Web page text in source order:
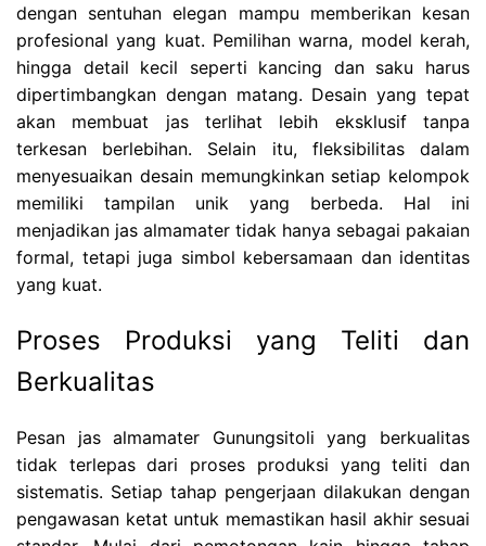
dengan sentuhan elegan mampu memberikan kesan
profesional yang kuat. Pemilihan warna, model kerah,
hingga detail kecil seperti kancing dan saku harus
dipertimbangkan dengan matang. Desain yang tepat
akan membuat jas terlihat lebih eksklusif tanpa
terkesan berlebihan. Selain itu, fleksibilitas dalam
menyesuaikan desain memungkinkan setiap kelompok
memiliki tampilan unik yang berbeda. Hal ini
menjadikan jas almamater tidak hanya sebagai pakaian
formal, tetapi juga simbol kebersamaan dan identitas
yang kuat.
Proses Produksi yang Teliti dan
Berkualitas
Pesan jas almamater Gunungsitoli yang berkualitas
tidak terlepas dari proses produksi yang teliti dan
sistematis. Setiap tahap pengerjaan dilakukan dengan
pengawasan ketat untuk memastikan hasil akhir sesuai